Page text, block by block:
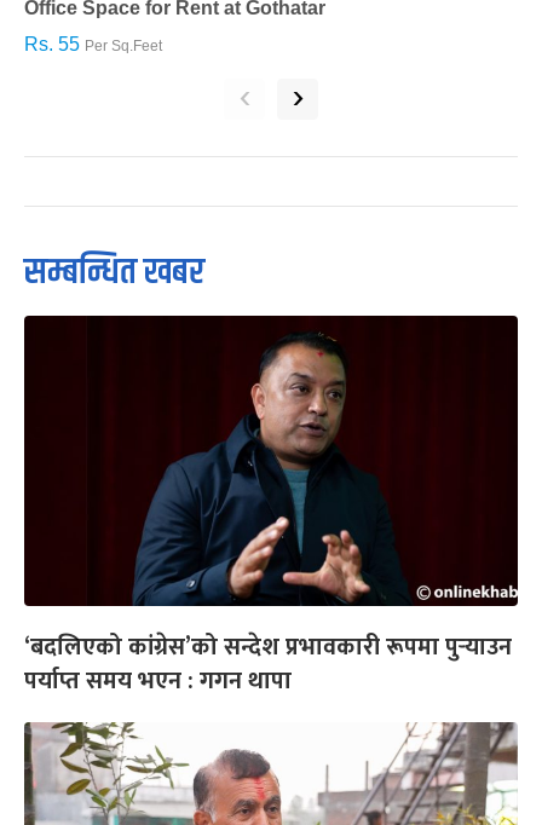
Office Space for Rent at Gothatar
Rs. 55 Per Sq.Feet
‹ ›
सम्बन्धित खबर
‘बदलिएको कांग्रेस’को सन्देश प्रभावकारी रूपमा पुर्‍याउन
पर्याप्त समय भएन : गगन थापा